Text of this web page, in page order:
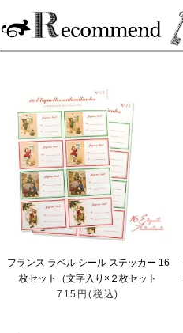
フランス ラベル シール ステッカー 16
枚セット（文字入り×２枚セット
No.13-1 クリスマス クリスマスツリー
715円(税込)